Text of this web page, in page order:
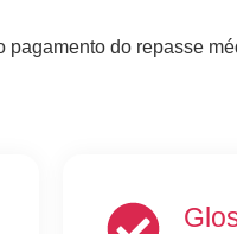
pagamento do repasse